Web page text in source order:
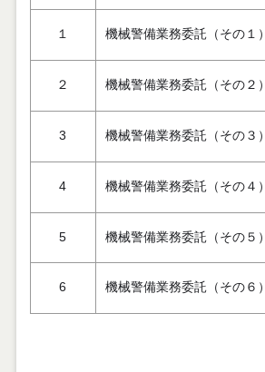
１ 機械警備業務委託（その１）
２ 機械警備業務委託（その２）
3 機械警備業務委託（その３）
4 機械警備業務委託（その４）
5 機械警備業務委託（その５）
6 機械警備業務委託（その６）